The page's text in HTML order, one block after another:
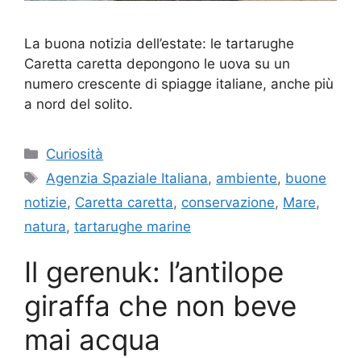
La buona notizia dell’estate: le tartarughe
Caretta caretta depongono le uova su un
numero crescente di spiagge italiane, anche più
a nord del solito.
Categorie
Curiosità
Tag
Agenzia Spaziale Italiana, ambiente, buone
notizie, Caretta caretta, conservazione, Mare,
natura, tartarughe marine
Il gerenuk: l’antilope
giraffa che non beve
mai acqua